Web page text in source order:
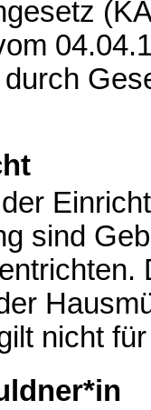
sind
nicht